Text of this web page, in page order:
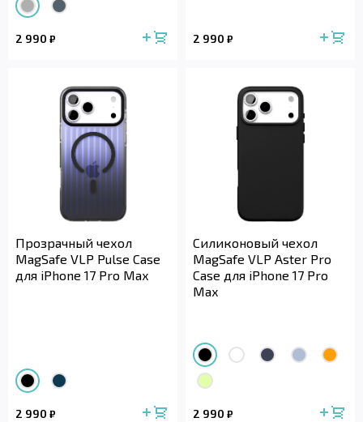
2 990 ₽ 2 990 ₽
Прозрачный чехол
MagSafe VLP Pulse Case
для iPhone 17 Pro Max
2 990 ₽
Силиконовый чехол
MagSafe VLP Aster Pro
Case для iPhone 17 Pro
Max
2 990 ₽